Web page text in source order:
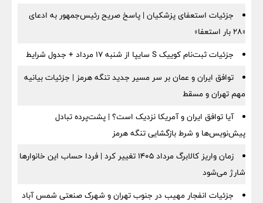
جزئیات استعفای پزشکیان | پاسخ صریح رئیس‌جمهور به ادعای
«۲۸ بار استعفا»
جزئیات ثبت‌نام کوییک S سایپا از شنبه ۱۷ مرداد + جدول شرایط
توافق ایران و عمان بر سر مسیر جدید تنگه هرمز | جزئیات بیانیه
مهم تهران و مسقط
آیا توافق ایران و آمریکا نزدیک است؟ | پشت‌پرده تبادل
پیش‌نویس‌ها و شرط بازگشایی تنگه هرمز
زمان واریز کالابرگ مرداد ۱۴۰۵ تغییر کرد | فردا حساب این خانوارها
شارژ می‌شود
جزئیات انفجار مهیب در جنوب تهران و شهرک صنعتی شمس آباد